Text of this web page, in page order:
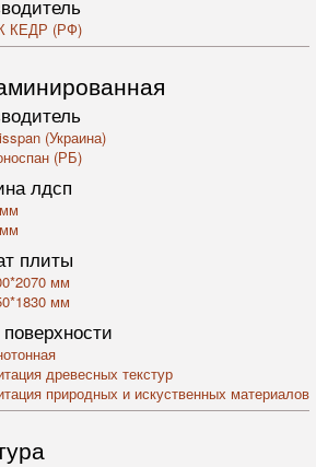
КЕДР (РФ)
(Украина)
(РБ)
лдсп
плиты
мм
мм
древесных текстур
природных и искуственных материалов